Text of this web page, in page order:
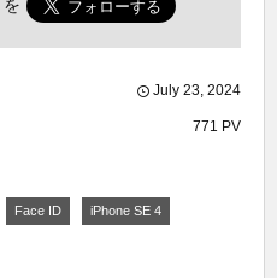
を
July 23, 2024
771 PV
Face ID iPhone SE 4